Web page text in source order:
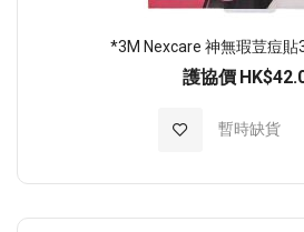
*3M Nexcare 神無瑕荳痘貼
護協價
暫時缺貨
加入至願望清單